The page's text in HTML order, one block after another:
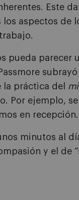
Este
los aspectos de
pueda parecer
subrayó
la práctica del
Por ejemplo,
en recepción.
minutos al
y el de